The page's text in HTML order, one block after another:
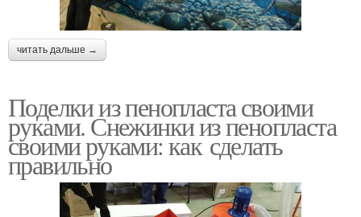
читать дальше →
Поделки из пенопласта своими
руками. Снежинки из пенопласта
своими руками: как сделать
правильно